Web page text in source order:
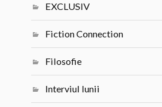
EXCLUSIV
Fiction Connection
Filosofie
Interviul lunii